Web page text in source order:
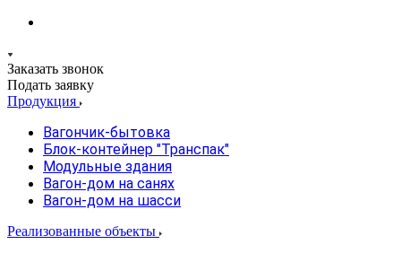
Заказать звонок
Подать заявку
Продукция
Вагончик-бытовка
Блок-контейнер "Транспак"
Модульные здания
Вагон-дом на санях
Вагон-дом на шасси
Реализованные объекты